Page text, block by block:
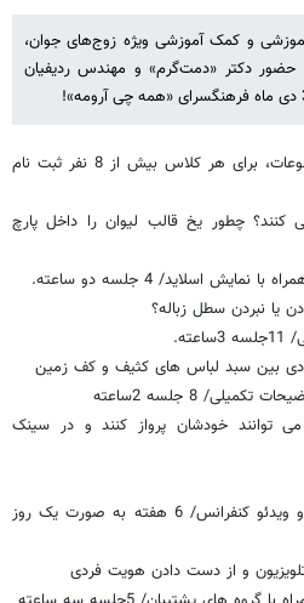
و کمک آموزشی ویژه زوج‌های جوان،
حضور دکتر «دمت‌گرم» و مهندس ردیفیان
(به دلیل پیچیدگی موضوعات، برای هر کلاس بیش از 8 نفر ثبت نام
چطور یخ قالب لیوان را داخل پارچ
اسلاید/ 4 جلسه دو ساعته.
یا نبردن سطل زباله؟
بین سبد لباس های کثیف و کف زمین
8 جلسه 2ساعته
توانند خودشان پرواز کنند و در سینک
برگزاری به صورت نمایش ویدیویی و ویدئو کنفرانس/ 6 هفته به صورت یک روز
و از دست دادن هویت فردی